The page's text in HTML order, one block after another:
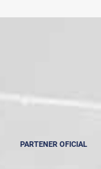
PARTENER OFICIAL